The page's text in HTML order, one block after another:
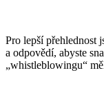
Pro lepší přehlednost
a odpovědí, abyste
„whistleblowingu“